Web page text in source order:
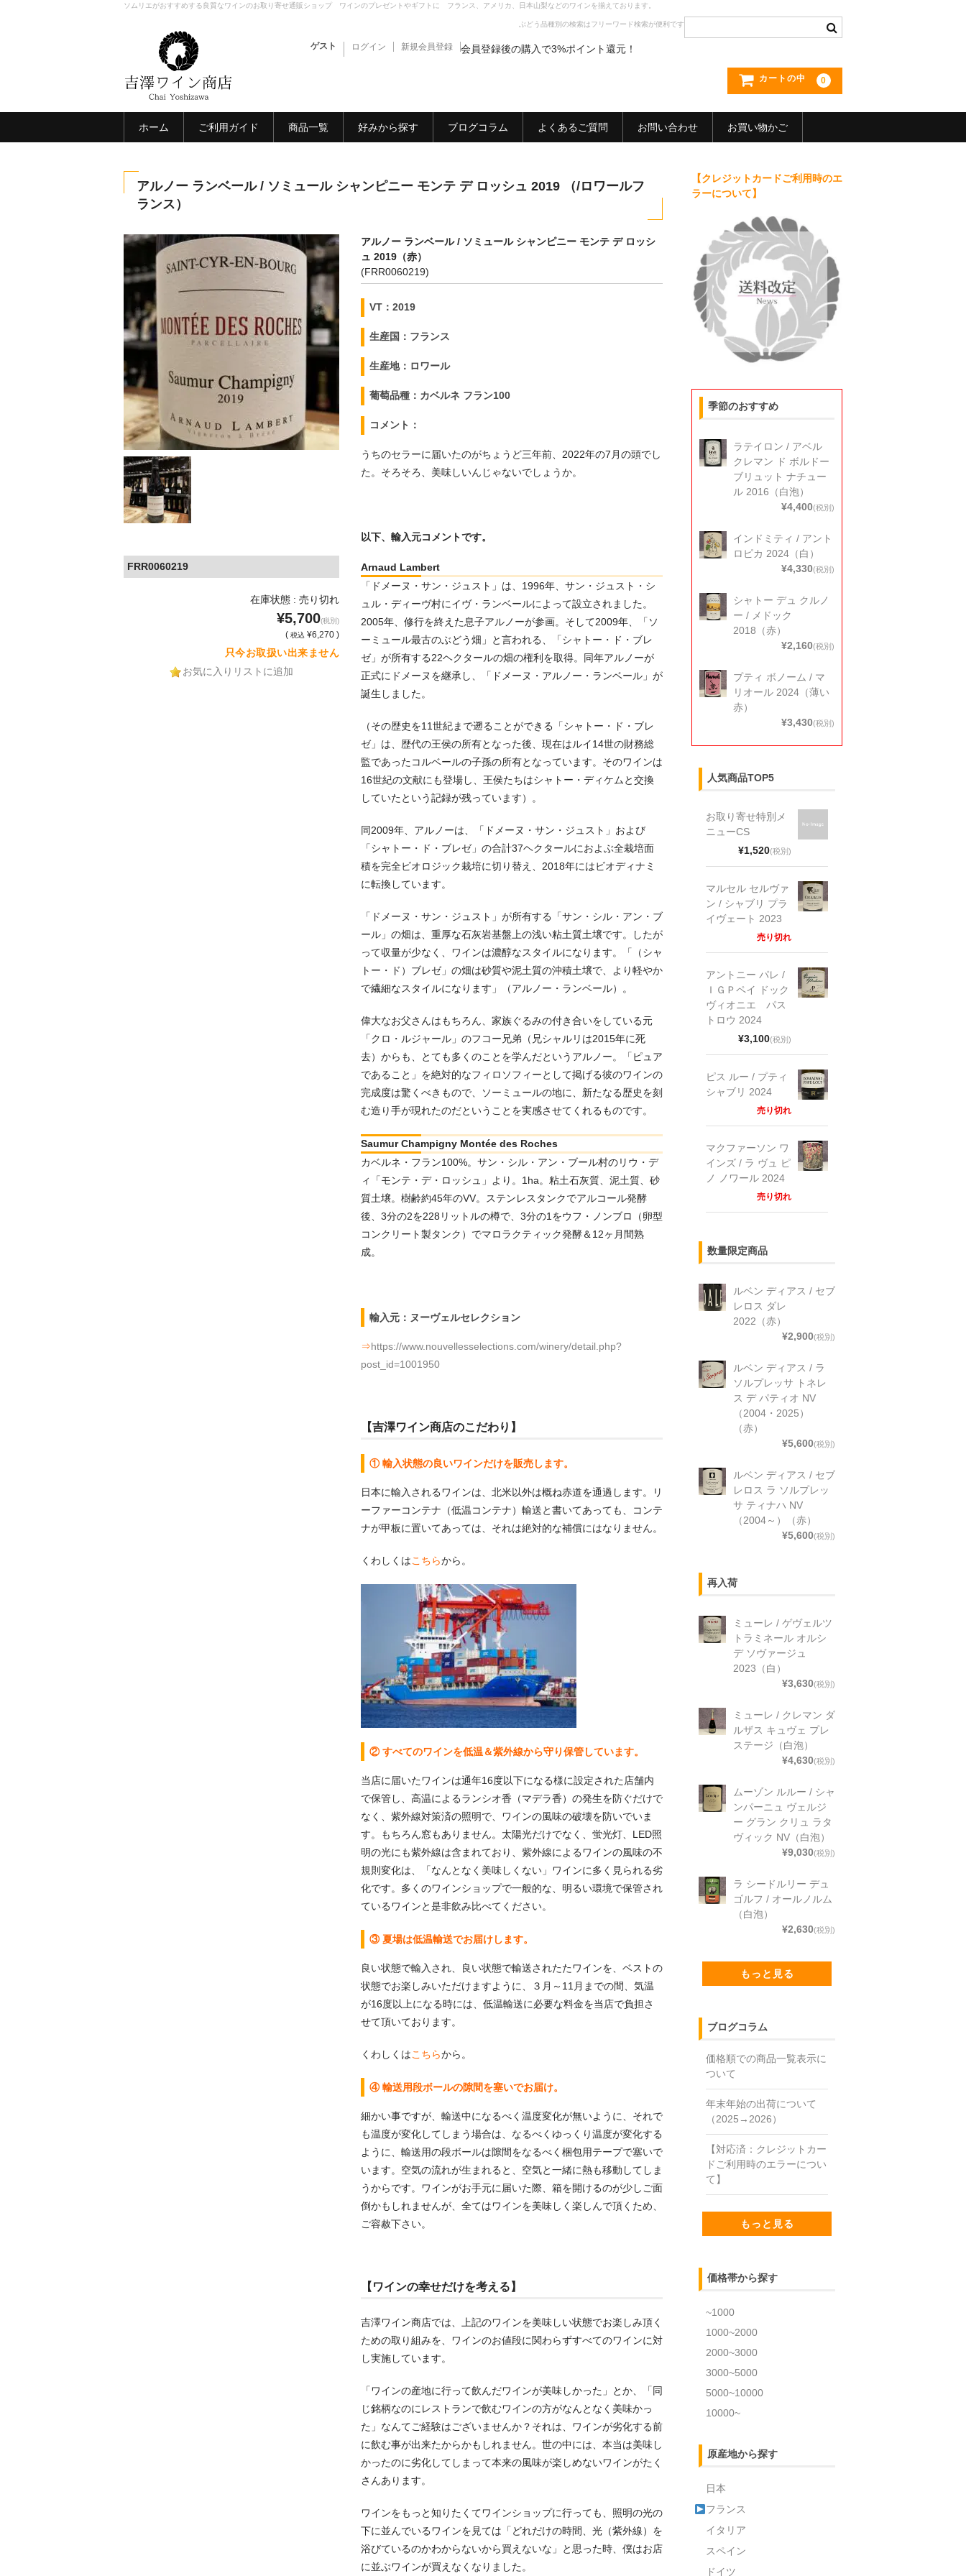
ソムリエがおすすめする良質なワインのお取り寄せ通販ショップ ワインのプレゼントやギフトに フランス、アメリカ、日本山梨などのワインを揃えております。
ぶどう品種別の検索はフリーワード検索が便利です
ゲスト ログイン 新規会員登録 会員登録後の購入で3%ポイント還元！
カートの中 0
ホーム ご利用ガイド 商品一覧 好みから探す ブログコラム よくあるご質問 お問い合わせ お買い物かご
アルノー ランベール / ソミュール シャンピニー モンテ デ ロッシュ 2019 （/ロワールフ
ランス）
FRR0060219
在庫状態 : 売り切れ
¥5,700(税別)
( 税込 ¥6,270 )
只今お取扱い出来ません
お気に入りリストに追加
アルノー ランベール / ソミュール シャンピニー モンテ デ ロッシ
ュ 2019（赤）
(FRR0060219)
VT：2019
生産国：フランス
生産地：ロワール
葡萄品種：カベルネ フラン100
コメント：
うちのセラーに届いたのがちょうど三年前、2022年の7月の頭でし
た。そろそろ、美味しいんじゃないでしょうか。
以下、輸入元コメントです。
Arnaud Lambert
「ドメーヌ・サン・ジュスト」は、1996年、サン・ジュスト・シ
ュル・ディーヴ村にイヴ・ランベールによって設立されました。
2005年、修行を終えた息子アルノーが参画。そして2009年、「ソ
ーミュール最古のぶどう畑」と言われる、「シャトー・ド・ブレ
ゼ」が所有する22ヘクタールの畑の権利を取得。同年アルノーが
正式にドメーヌを継承し、「ドメーヌ・アルノー・ランベール」が
誕生しました。
（その歴史を11世紀まで遡ることができる「シャトー・ド・ブレ
ゼ」は、歴代の王侯の所有となった後、現在はルイ14世の財務総
監であったコルベールの子孫の所有となっています。そのワインは
16世紀の文献にも登場し、王侯たちはシャトー・ディケムと交換
していたという記録が残っています）。
同2009年、アルノーは、「ドメーヌ・サン・ジュスト」および
「シャトー・ド・ブレゼ」の合計37ヘクタールにおよぶ全栽培面
積を完全ビオロジック栽培に切り替え、2018年にはビオディナミ
に転換しています。
「ドメーヌ・サン・ジュスト」が所有する「サン・シル・アン・ブ
ール」の畑は、重厚な石灰岩基盤上の浅い粘土質土壌です。したが
って収量が少なく、ワインは濃醇なスタイルになります。「（シャ
トー・ド）ブレゼ」の畑は砂質や泥土質の沖積土壌で、より軽やか
で繊細なスタイルになります」（アルノー・ランベール）。
偉大なお父さんはもちろん、家族ぐるみの付き合いをしている元
「クロ・ルジャール」のフコー兄弟（兄シャルリは2015年に死
去）からも、とても多くのことを学んだというアルノー。「ピュア
であること」を絶対的なフィロソフィーとして掲げる彼のワインの
完成度は驚くべきもので、ソーミュールの地に、新たなる歴史を刻
む造り手が現れたのだということを実感させてくれるものです。
Saumur Champigny Montée des Roches
カベルネ・フラン100%。サン・シル・アン・ブール村のリウ・デ
ィ「モンテ・デ・ロッシュ」より。1ha。粘土石灰質、泥土質、砂
質土壌。樹齢約45年のVV。ステンレスタンクでアルコール発酵
後、3分の2を228リットルの樽で、3分の1をウフ・ノンブロ（卵型
コンクリート製タンク）でマロラクティック発酵＆12ヶ月間熟
成。
輸入元：ヌーヴェルセレクション
⇒https://www.nouvellesselections.com/winery/detail.php?
post_id=1001950
【吉澤ワイン商店のこだわり】
① 輸入状態の良いワインだけを販売します。
日本に輸入されるワインは、北米以外は概ね赤道を通過します。リ
ーファーコンテナ（低温コンテナ）輸送と書いてあっても、コンテ
ナが甲板に置いてあっては、それは絶対的な補償にはなりません。
くわしくはこちらから。
② すべてのワインを低温＆紫外線から守り保管しています。
当店に届いたワインは通年16度以下になる様に設定された店舗内
で保管し、高温によるランシオ香（マデラ香）の発生を防ぐだけで
なく、紫外線対策済の照明で、ワインの風味の破壊を防いでいま
す。もちろん窓もありません。太陽光だけでなく、蛍光灯、LED照
明の光にも紫外線は含まれており、紫外線によるワインの風味の不
規則変化は、「なんとなく美味しくない」ワインに多く見られる劣
化です。多くのワインショップで一般的な、明るい環境で保管され
ているワインと是非飲み比べてください。
③ 夏場は低温輸送でお届けします。
良い状態で輸入され、良い状態で輸送されたたワインを、ベストの
状態でお楽しみいただけますように、３月～11月までの間、気温
が16度以上になる時には、低温輸送に必要な料金を当店で負担さ
せて頂いております。
くわしくはこちらから。
④ 輸送用段ボールの隙間を塞いでお届け。
細かい事ですが、輸送中になるべく温度変化が無いように、それで
も温度が変化してしまう場合は、なるべくゆっくり温度が変化する
ように、輸送用の段ボールは隙間をなるべく梱包用テープで塞いで
います。空気の流れが生まれると、空気と一緒に熱も移動してしま
うからです。ワインがお手元に届いた際、箱を開けるのが少しご面
倒かもしれませんが、全てはワインを美味しく楽しんで頂くため、
ご容赦下さい。
【ワインの幸せだけを考える】
吉澤ワイン商店では、上記のワインを美味しい状態でお楽しみ頂く
ための取り組みを、ワインのお値段に関わらずすべてのワインに対
し実施しています。
「ワインの産地に行って飲んだワインが美味しかった」とか、「同
じ銘柄なのにレストランで飲むワインの方がなんとなく美味かっ
た」なんてご経験はございませんか？それは、ワインが劣化する前
に飲む事が出来たからかもしれません。世の中には、本当は美味し
かったのに劣化してしまって本来の風味が楽しめないワインがたく
さんあります。
ワインをもっと知りたくてワインショップに行っても、照明の光の
下に並んでいるワインを見ては「どれだけの時間、光（紫外線）を
浴びているのかわからないから買えないな」と思った時、僕はお店
に並ぶワインが買えなくなりました。
【クレジットカードご利用時のエ
ラーについて】
季節のおすすめ
ラテイロン / アベル
クレマン ド ボルドー
ブリュット ナチュー
ル 2016（白泡）
¥4,400(税別)
インドミティ / アント
ロピカ 2024（白）
¥4,330(税別)
シャトー デュ クルノ
ー / メドック
2018（赤）
¥2,160(税別)
プティ ボノーム / マ
リオール 2024（薄い
赤）
¥3,430(税別)
人気商品TOP5
お取り寄せ特別メ
ニューCS
¥1,520(税別)
マルセル セルヴァ
ン / シャブリ プラ
イヴェート 2023
売り切れ
アントニー パレ /
ＩＧＰペイ ドック
ヴィオニエ パス
トロウ 2024
¥3,100(税別)
ピス ルー / プティ
シャブリ 2024
売り切れ
マクファーソン ワ
インズ / ラ ヴュ ピ
ノ ノワール 2024
売り切れ
数量限定商品
ルベン ディアス / セブ
レロス ダレ
2022（赤）
¥2,900(税別)
ルベン ディアス / ラ
ソルプレッサ トネレ
ス デ パティオ NV
（2004・2025）
（赤）
¥5,600(税別)
ルベン ディアス / セブ
レロス ラ ソルプレッ
サ ティナハ NV
（2004～）（赤）
¥5,600(税別)
再入荷
ミューレ / ゲヴェルツ
トラミネール オルシ
デ ソヴァージュ
2023（白）
¥3,630(税別)
ミューレ / クレマン ダ
ルザス キュヴェ プレ
ステージ（白泡）
¥4,630(税別)
ムーゾン ルルー / シャ
ンパーニュ ヴェルジ
ー グラン クリュ ラタ
ヴィック NV（白泡）
¥9,030(税別)
ラ シードルリー デュ
ゴルフ / オールノルム
（白泡）
¥2,630(税別)
もっと見る
ブログコラム
価格順での商品一覧表示に
ついて
年末年始の出荷について
（2025→2026）
【対応済：クレジットカー
ドご利用時のエラーについ
て】
もっと見る
価格帯から探す
~1000
1000~2000
2000~3000
3000~5000
5000~10000
10000~
原産地から探す
日本
フランス
イタリア
スペイン
ドイツ